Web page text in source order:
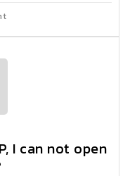
I can not open